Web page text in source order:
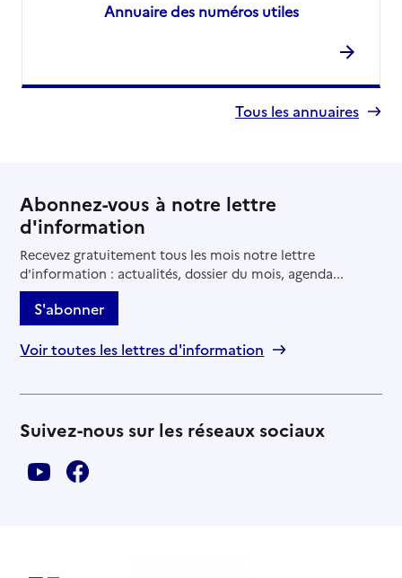
Annuaire des numéros utiles
Tous les annuaires
Abonnez-vous à notre lettre
d'information
Recevez gratuitement tous les mois notre lettre
d'information : actualités, dossier du mois, agenda...
S'abonner
Voir toutes les lettres d'information
Suivez-nous sur les réseaux sociaux